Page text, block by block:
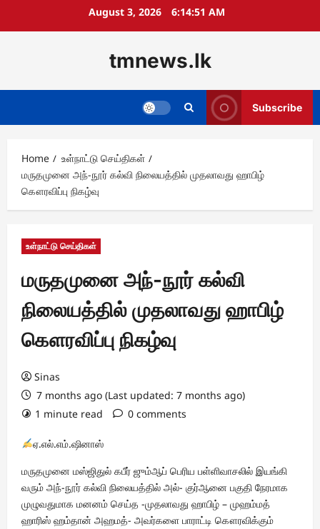
August 3, 2026 6:14:52 AM
tmnews.lk
Subscribe
Home
உள்நாட்டு செய்திகள்
​​​மருதமுனை அந்-நூர் கல்வி நிலையத்தில் முதலாவது ஹாபிழ்
கௌரவிப்பு நிகழ்வு
உள்நாட்டு செய்திகள்
​​​மருதமுனை அந்-நூர் கல்வி
நிலையத்தில் முதலாவது ஹாபிழ்
கௌரவிப்பு நிகழ்வு
Sinas
7 months ago (Last updated: 7 months ago)
1 minute read
0 comments
ஏ.எல்.எம்.ஷினாஸ்
மருதமுனை மஸ்ஜிதுல் கபீர் ஜும்ஆப் பெரிய பள்ளிவாசலில் இயங்கி
வரும் அந்-நூர் கல்வி நிலையத்தில் அல்- குர்ஆனை பகுதி நேரமாக
முழுவதுமாக மனனம் செய்த -முதலாவது ஹாபிழ் – முஹம்மத்
ஹாரிஸ் ஹம்தான் அஹமத்- அவர்களை பாராட்டி கௌரவிக்கும்